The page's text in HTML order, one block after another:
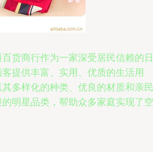
货商行作为一家深受居民信赖的日
提供丰富、实用、优质的生活用
多样化的种类、优良的材质和亲民
明星品类，帮助众多家庭实现了空